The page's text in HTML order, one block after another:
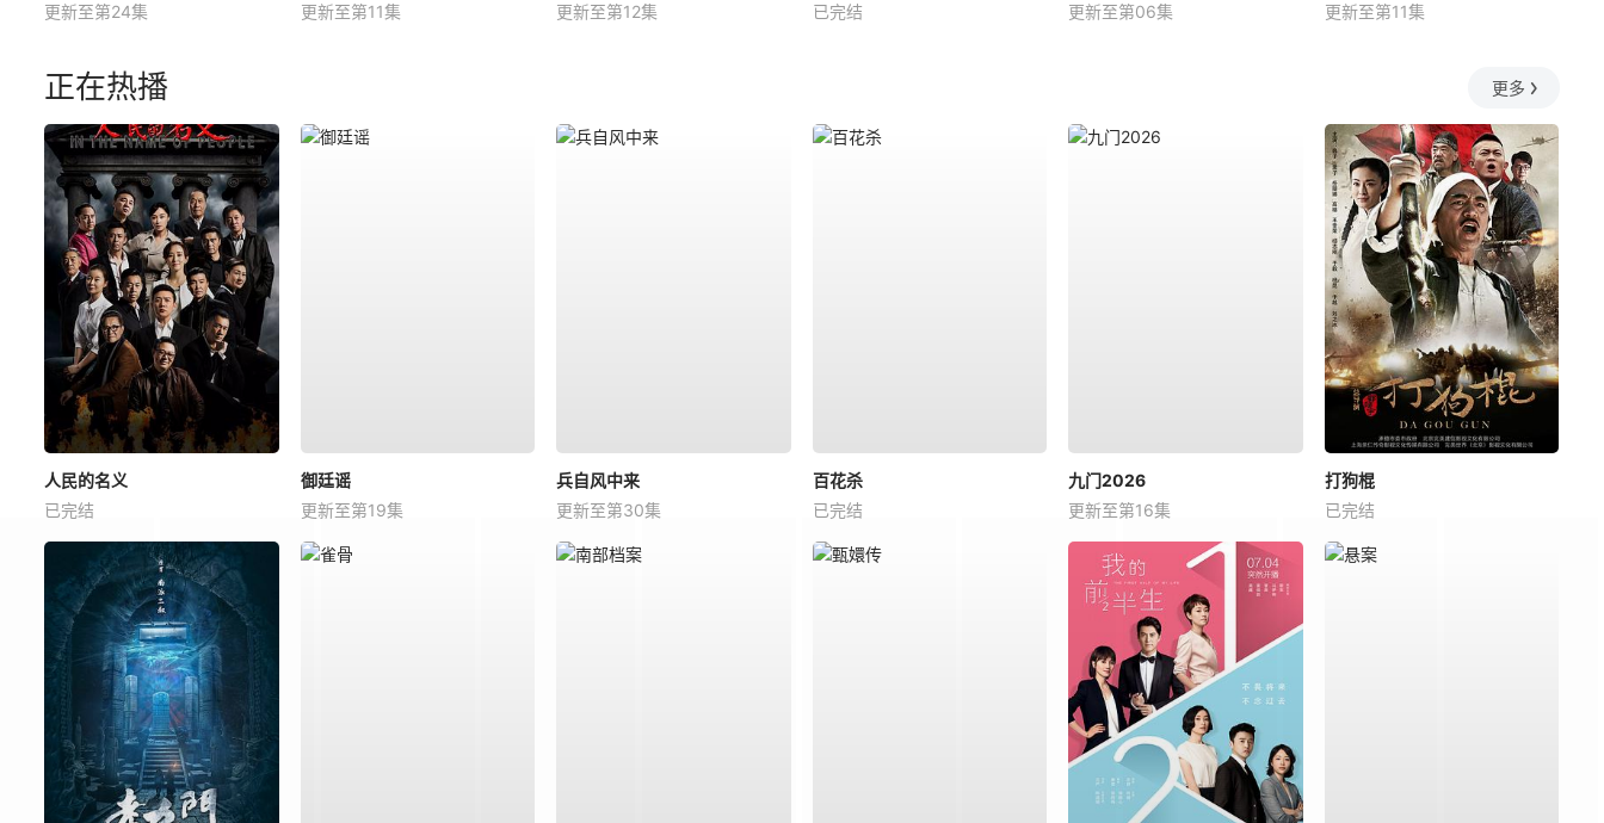
更新至第24集
更新至第11集
更新至第12集
已完结
更新至第06集
更新至第11集
正在热播 更多
人民的名义
已完结
御廷谣
更新至第19集
兵自风中来
更新至第30集
百花杀
已完结
九门2026
更新至第16集
打狗棍
已完结